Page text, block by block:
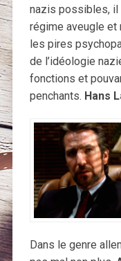
nazis possibles, il
régime aveugle et
les pires
de l’idéologie
fonctions et
penchants. Hans
Dans le genre